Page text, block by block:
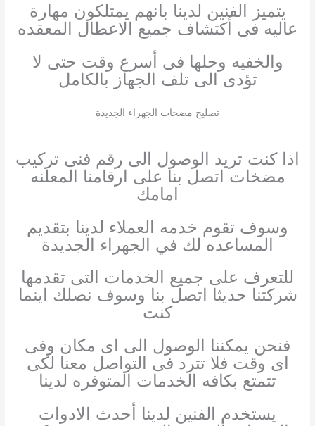
يتميز الفنين لدينا بانهم يمتلكون مهارة
عاليه فى أكتشاف جميع الاعطال المعقده
والخفيه وحلها فى أسرع وقت حتى لا
تؤدى الى تلف الجهاز بالكامل
تصليح مضخات الجهراء الجديدة
اذا كنت تريد الوصول الى رقم فنى تركيب
مضخات اتصل بنا على ارقامنا المعلنه
امامك
وسوف تقوم خدمه العملاء لدينا بتقديم
المساعده لك في الجهراء الجديدة
للتعرف على جميع الخدمات التى تقدمها
شركتنا حديثا اتصل بنا وسوف نصلك اينما
كنت
فنحن يمكننا الوصول الى اى مكان وفى
اى وقت فلا تترد فى التواصل معنا لكى
تتمتع بكافه الخدمات المتوفره لدينا
يستخدم الفنين لدينا أحدث الادوات